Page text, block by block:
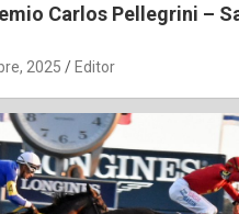
Carlos Pellegrini –
2025 Editor